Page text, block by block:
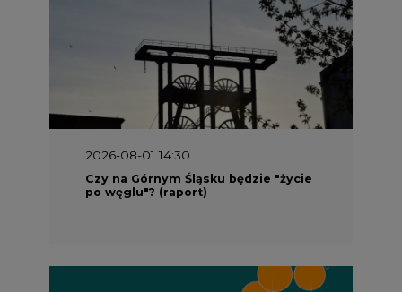
2026-08-01 13:00
Wyszedł ciekawy raport o stanie
klimatu w Europie